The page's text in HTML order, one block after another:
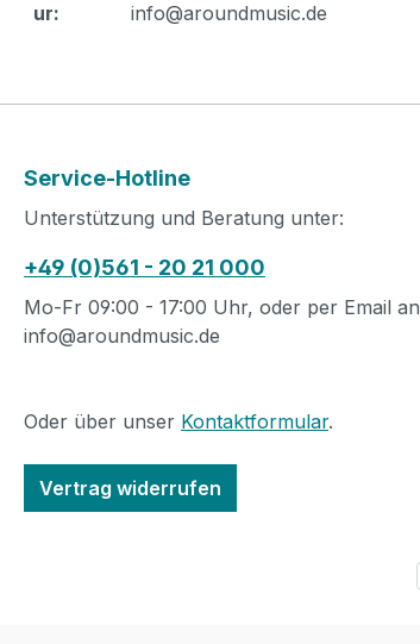
ur:
info@aroundmusic.de
Service-Hotline
Unterstützung und Beratung unter:
+49 (0)561 - 20 21 000
Mo-Fr 09:00 - 17:00 Uhr, oder per Email an
info@aroundmusic.de
Oder über unser Kontaktformular.
Vertrag widerrufen